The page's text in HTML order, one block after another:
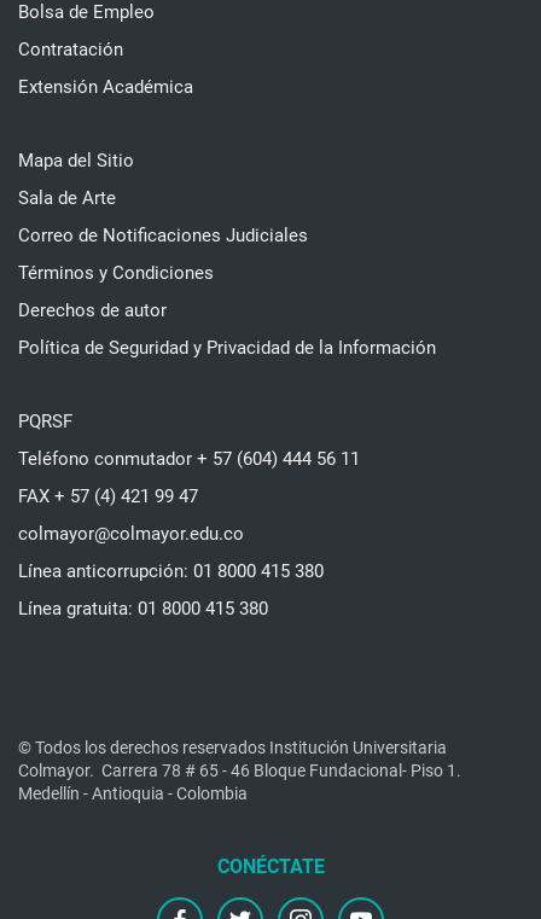
Bolsa de Empleo
Contratación
Extensión Académica
Mapa del Sitio
Sala de Arte
Correo de Notificaciones Judiciales
Términos y Condiciones
Derechos de autor
Política de Seguridad y Privacidad de la Información
PQRSF
Teléfono conmutador + 57 (604) 444 56 11
FAX + 57 (4) 421 99 47
colmayor@colmayor.edu.co
Línea anticorrupción: 01 8000 415 380
Línea gratuita: 01 8000 415 380
© Todos los derechos reservados Institución Universitaria
Colmayor. Carrera 78 # 65 - 46 Bloque Fundacional- Piso 1.
Medellín - Antioquia - Colombia